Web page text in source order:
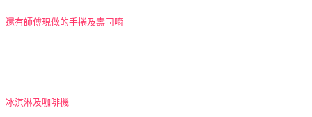
還有師傅現做的手捲及壽司唷
冰淇淋及咖啡機